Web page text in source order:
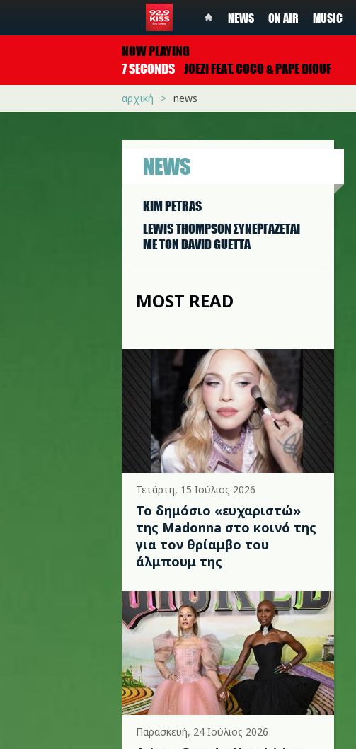
NEWS ON AIR MUSIC
NOW PLAYING
7 SECONDS JOEZI FEAT. COCO & PAPE DIOUF
αρχική news
NEWS
KIM PETRAS
LEWIS THOMPSON ΣΥΝΕΡΓAΖΕΤΑΙ
ΜΕ ΤΟΝ DAVID GUETTA
MOST READ
Τετάρτη, 15 Ιούλιος 2026
Το δημόσιο «ευχαριστώ»
της Madonna στο κοινό της
για τον θρίαμβο του
άλμπουμ της
Παρασκευή, 24 Ιούλιος 2026